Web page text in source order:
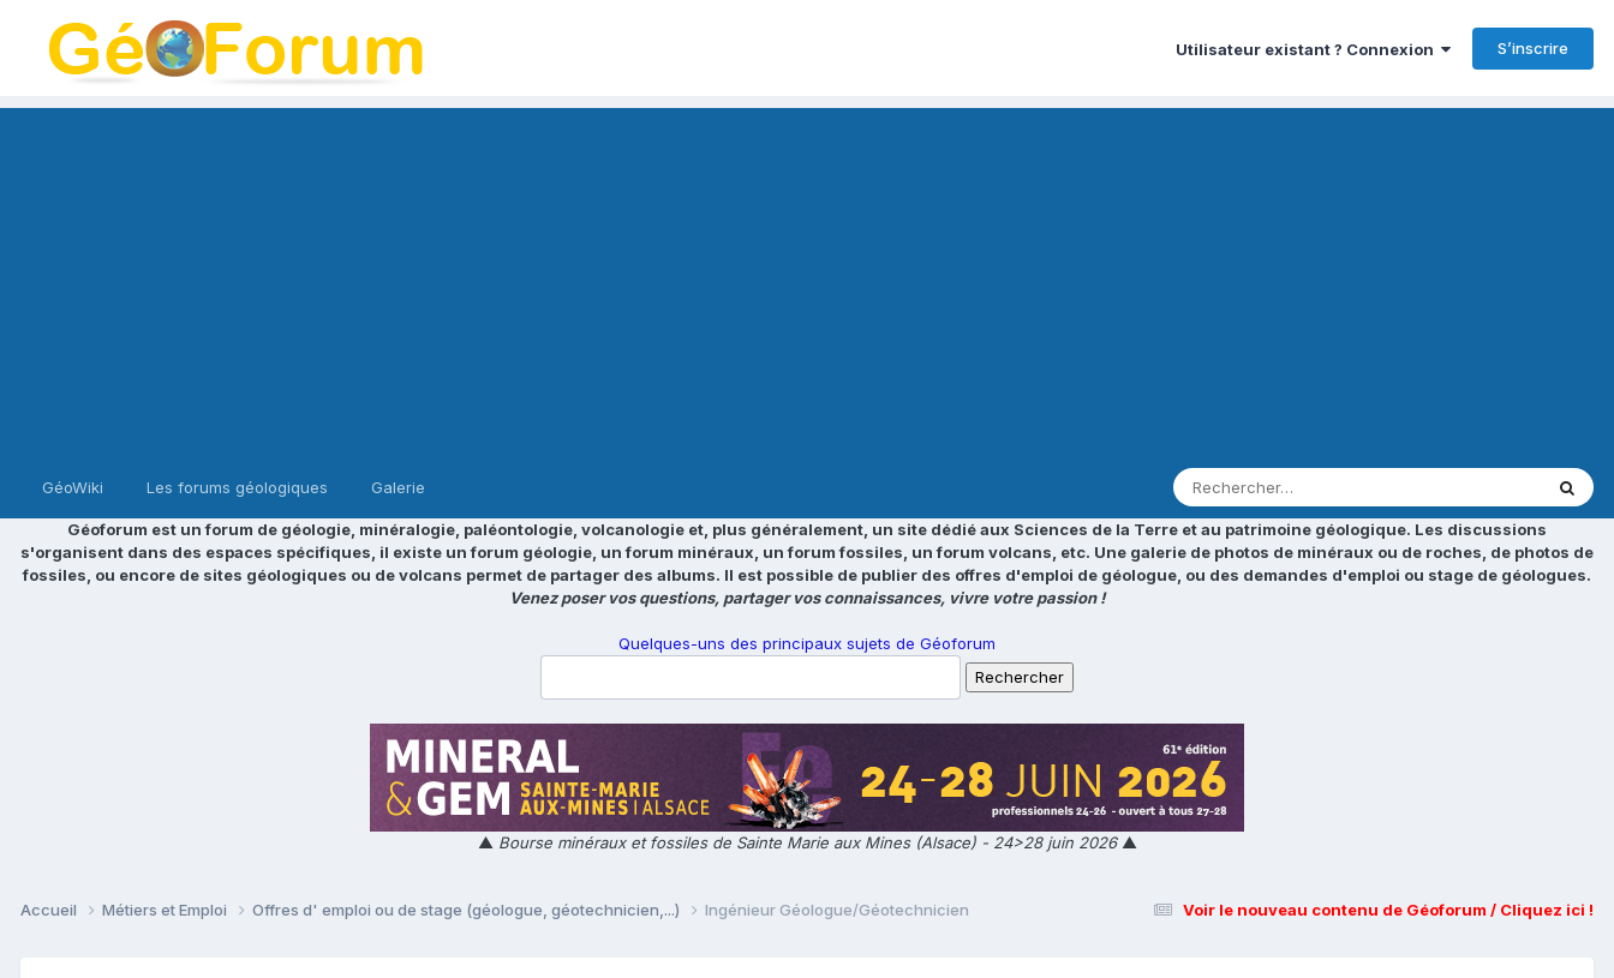
Utilisateur existant ? Connexion S’inscrire
GéoWiki Les forums géologiques Galerie
Géoforum est un forum de géologie, minéralogie, paléontologie, volcanologie et, plus généralement, un site dédié aux Sciences de la Terre et au patrimoine géologique. Les discussions
s'organisent dans des espaces spécifiques, il existe un forum géologie, un forum minéraux, un forum fossiles, un forum volcans, etc. Une galerie de photos de minéraux ou de roches, de photos de
fossiles, ou encore de sites géologiques ou de volcans permet de partager des albums. Il est possible de publier des offres d'emploi de géologue, ou des demandes d'emploi ou stage de géologues.
Venez poser vos questions, partager vos connaissances, vivre votre passion !
Quelques-uns des principaux sujets de Géoforum
▲ Bourse minéraux et fossiles de Sainte Marie aux Mines (Alsace) - 24>28 juin 2026▲
Voir le nouveau contenu de Géoforum / Cliquez ici !
Accueil Métiers et Emploi Offres d' emploi ou de stage (géologue, géotechnicien,...) Ingénieur Géologue/Géotechnicien